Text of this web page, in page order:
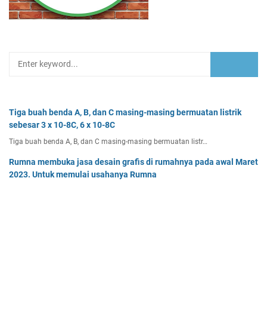
Tiga buah benda A, B, dan C masing-masing bermuatan listrik
sebesar 3 x 10-8C, 6 x 10-8C
Tiga buah benda A, B, dan C masing-masing bermuatan listr…
Rumna membuka jasa desain grafis di rumahnya pada awal Maret
2023. Untuk memulai usahanya Rumna